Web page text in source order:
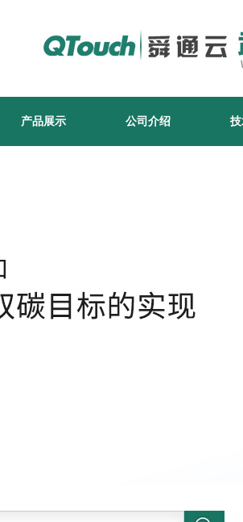
产品展示 公司介绍